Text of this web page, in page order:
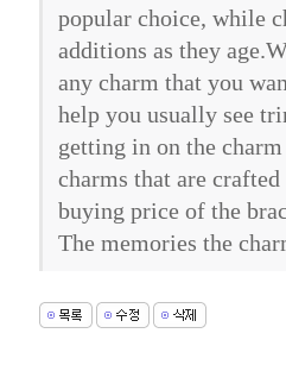
popular choice, while
additions as they
any charm that you
help you usually see
getting in on the
charms that are
buying price of the
The memories the